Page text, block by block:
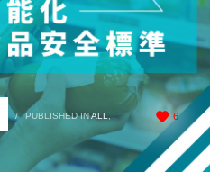
6
/ PUBLISHED INALL